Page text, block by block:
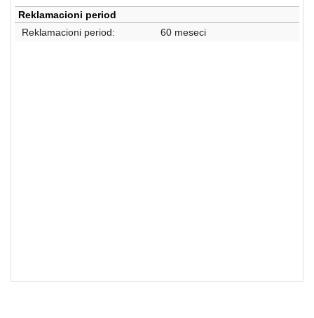
Reklamacioni period
Reklamacioni period:
60 meseci